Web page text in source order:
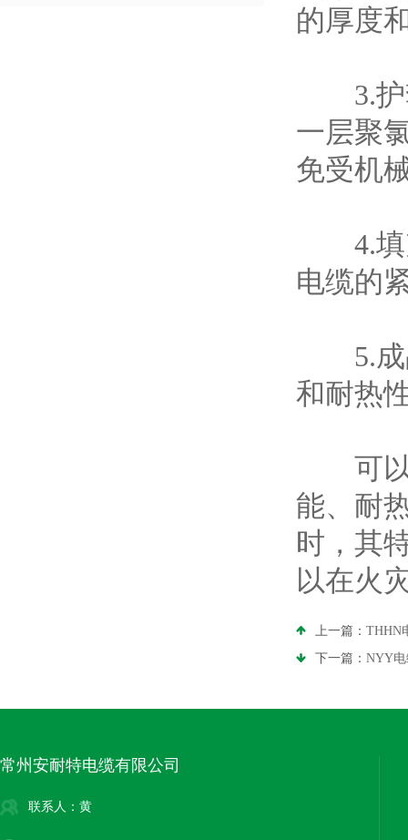
的厚度
3.护套
一层聚
免受机
4.填充
电缆的
5.成品
和耐热
可以
能、耐
时，其
以在火
上一篇： THHN
下一篇： NYY
常州安耐特电缆有限公司
联系人：黄